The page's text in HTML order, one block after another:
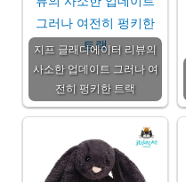
지프 글래디에이터 리뷰의
사소한 업데이트 그러나 여
전히 펑키한 트랙